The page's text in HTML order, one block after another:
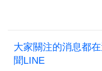
大家關注的消息都
聞LINE